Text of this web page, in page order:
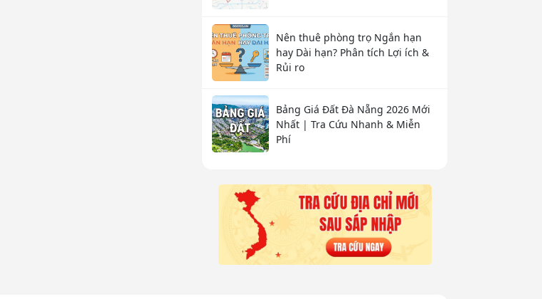
Nên thuê phòng trọ Ngắn hạn
hay Dài hạn? Phân tích Lợi ích &
Rủi ro
Bảng Giá Đất Đà Nẵng 2026 Mới
Nhất | Tra Cứu Nhanh & Miễn
Phí